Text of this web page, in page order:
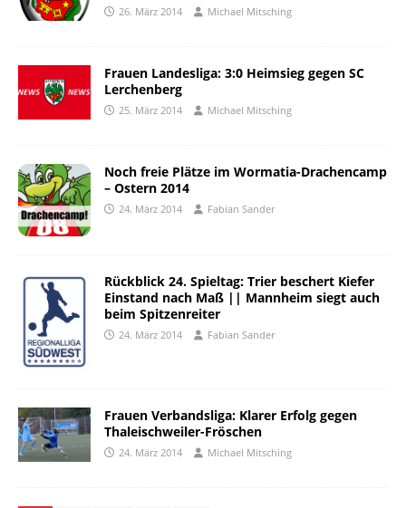
26. März 2014 Michael Mitsching
Frauen Landesliga: 3:0 Heimsieg gegen SC
Lerchenberg
25. März 2014 Michael Mitsching
Noch freie Plätze im Wormatia-Drachencamp
– Ostern 2014
24. März 2014 Fabian Sander
Rückblick 24. Spieltag: Trier beschert Kiefer
Einstand nach Maß || Mannheim siegt auch
beim Spitzenreiter
24. März 2014 Fabian Sander
Frauen Verbandsliga: Klarer Erfolg gegen
Thaleischweiler-Fröschen
24. März 2014 Michael Mitsching